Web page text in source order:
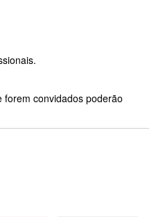
convidados poderão